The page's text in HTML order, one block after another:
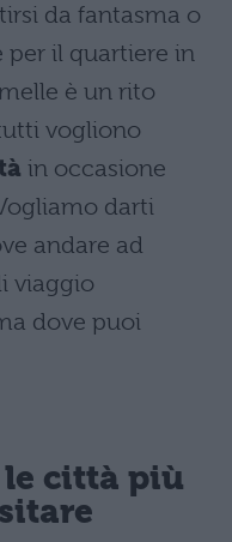
da fantasma o
per il quartiere in
è un rito
vogliono
in occasione
darti
andare ad
viaggio
dove puoi
le città più